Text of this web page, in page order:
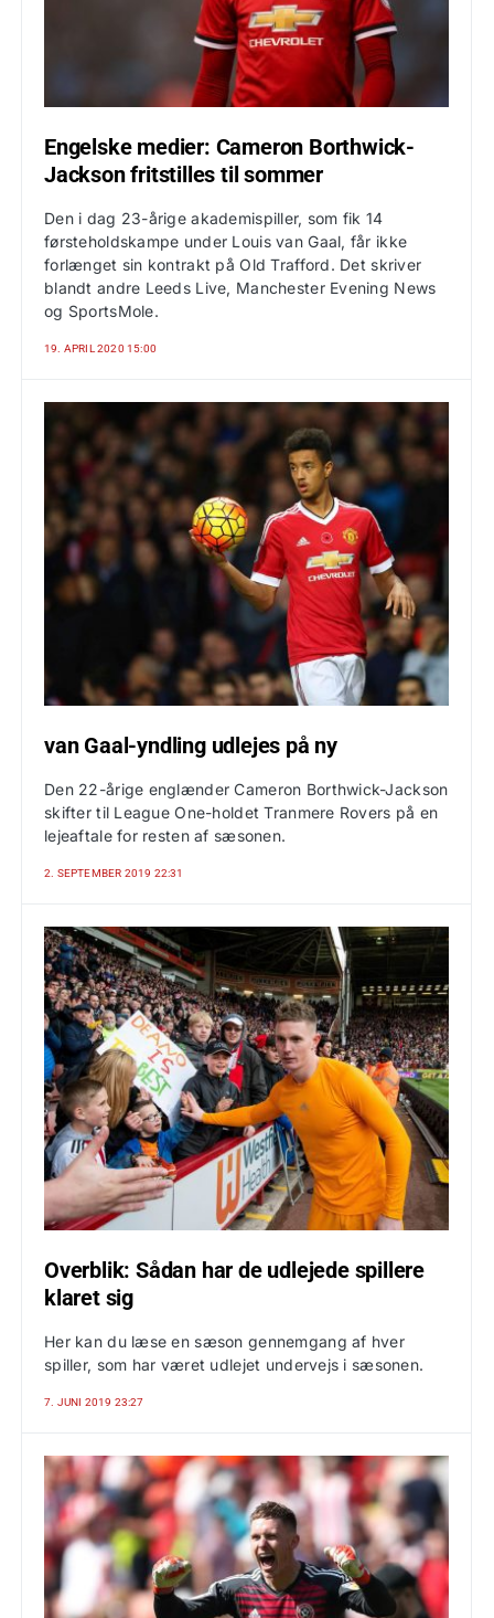
Engelske medier: Cameron Borthwick-
Jackson fritstilles til sommer
Den i dag 23-årige akademispiller, som fik 14
førsteholdskampe under Louis van Gaal, får ikke
forlænget sin kontrakt på Old Trafford. Det skriver
blandt andre Leeds Live, Manchester Evening News
og SportsMole.
19. APRIL 2020 15:00
van Gaal-yndling udlejes på ny
Den 22-årige englænder Cameron Borthwick-Jackson
skifter til League One-holdet Tranmere Rovers på en
lejeaftale for resten af sæsonen.
2. SEPTEMBER 2019 22:31
Overblik: Sådan har de udlejede spillere
klaret sig
Her kan du læse en sæson gennemgang af hver
spiller, som har været udlejet undervejs i sæsonen.
7. JUNI 2019 23:27